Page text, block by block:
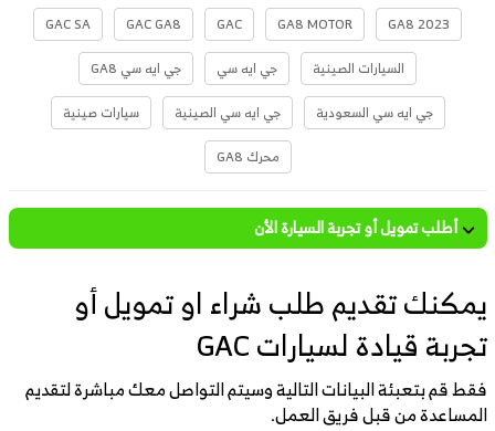
GA8 2023
GA8 MOTOR
GAC
GAC GA8
GAC SA
السيارات الصينية
جي ايه سي
جي ايه سي GA8
جي ايه سي السعودية
جي ايه سي الصينية
سيارات صينية
محرك GA8
أطلب تمويل أو تجربة السيارة الأن
يمكنك تقديم طلب شراء او تمويل أو
تجربة قيادة لسيارات GAC
فقط قم بتعبئة البيانات التالية وسيتم التواصل معك مباشرة لتقديم
المساعدة من قبل فريق العمل.